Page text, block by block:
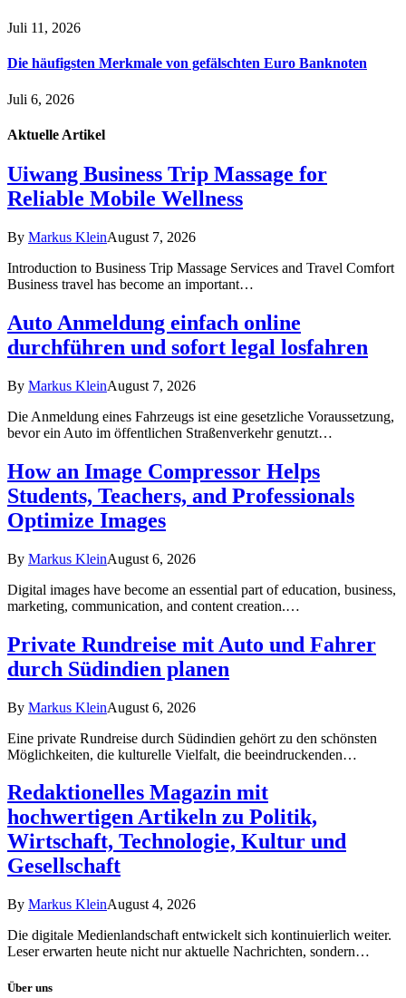
Juli 11, 2026
Die häufigsten Merkmale von gefälschten Euro Banknoten
Juli 6, 2026
Aktuelle Artikel
Uiwang Business Trip Massage for
Reliable Mobile Wellness
By Markus KleinAugust 7, 2026
Introduction to Business Trip Massage Services and Travel Comfort
Business travel has become an important…
Auto Anmeldung einfach online
durchführen und sofort legal losfahren
By Markus KleinAugust 7, 2026
Die Anmeldung eines Fahrzeugs ist eine gesetzliche Voraussetzung,
bevor ein Auto im öffentlichen Straßenverkehr genutzt…
How an Image Compressor Helps
Students, Teachers, and Professionals
Optimize Images
By Markus KleinAugust 6, 2026
Digital images have become an essential part of education, business,
marketing, communication, and content creation.…
Private Rundreise mit Auto und Fahrer
durch Südindien planen
By Markus KleinAugust 6, 2026
Eine private Rundreise durch Südindien gehört zu den schönsten
Möglichkeiten, die kulturelle Vielfalt, die beeindruckenden…
Redaktionelles Magazin mit
hochwertigen Artikeln zu Politik,
Wirtschaft, Technologie, Kultur und
Gesellschaft
By Markus KleinAugust 4, 2026
Die digitale Medienlandschaft entwickelt sich kontinuierlich weiter.
Leser erwarten heute nicht nur aktuelle Nachrichten, sondern…
Über uns